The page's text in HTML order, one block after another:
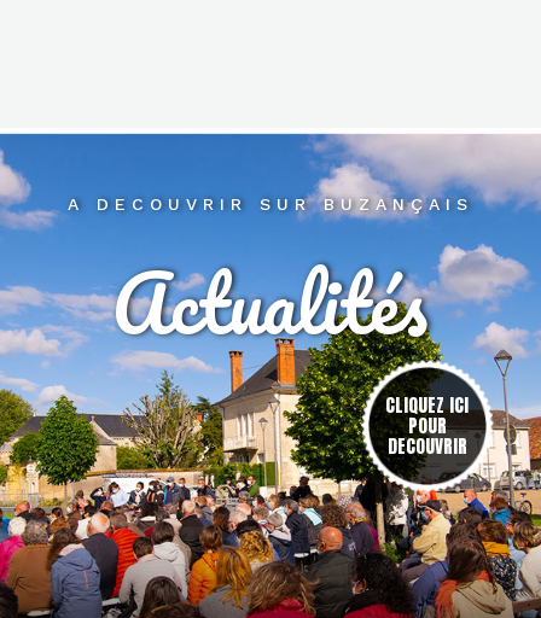
A DECOUVRIR SUR BUZANÇAIS
CLIQUEZ ICI
POUR
DECOUVRIR
Actualités